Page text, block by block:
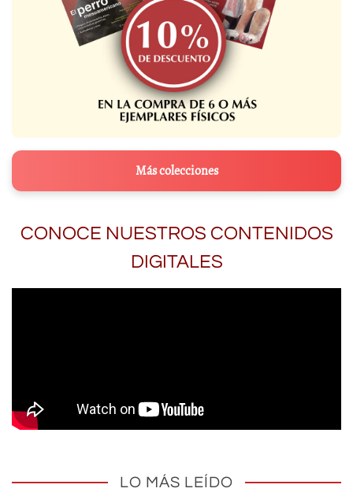
Más colecciones
CONOCE NUESTROS CONTENIDOS
DIGITALES
LO MÁS LEÍDO